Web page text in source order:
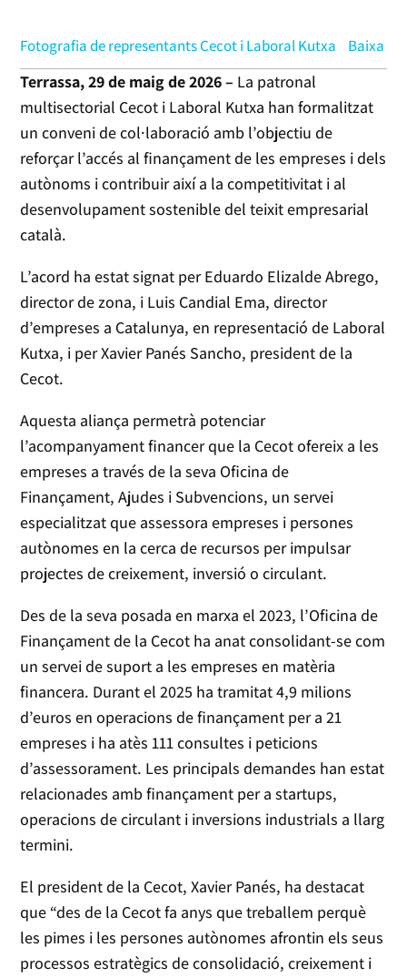
Fotografia de representants Cecot i Laboral Kutxa Baixa
Terrassa, 29 de maig de 2026 – La patronal
multisectorial Cecot i Laboral Kutxa han formalitzat
un conveni de col·laboració amb l’objectiu de
reforçar l’accés al finançament de les empreses i dels
autònoms i contribuir així a la competitivitat i al
desenvolupament sostenible del teixit empresarial
català.
L’acord ha estat signat per Eduardo Elizalde Abrego,
director de zona, i Luis Candial Ema, director
d’empreses a Catalunya, en representació de Laboral
Kutxa, i per Xavier Panés Sancho, president de la
Cecot.
Aquesta aliança permetrà potenciar
l’acompanyament financer que la Cecot ofereix a les
empreses a través de la seva Oficina de
Finançament, Ajudes i Subvencions, un servei
especialitzat que assessora empreses i persones
autònomes en la cerca de recursos per impulsar
projectes de creixement, inversió o circulant.
Des de la seva posada en marxa el 2023, l’Oficina de
Finançament de la Cecot ha anat consolidant-se com
un servei de suport a les empreses en matèria
financera. Durant el 2025 ha tramitat 4,9 milions
d’euros en operacions de finançament per a 21
empreses i ha atès 111 consultes i peticions
d’assessorament. Les principals demandes han estat
relacionades amb finançament per a startups,
operacions de circulant i inversions industrials a llarg
termini.
El president de la Cecot, Xavier Panés, ha destacat
que “des de la Cecot fa anys que treballem perquè
les pimes i les persones autònomes afrontin els seus
processos estratègics de consolidació, creixement i